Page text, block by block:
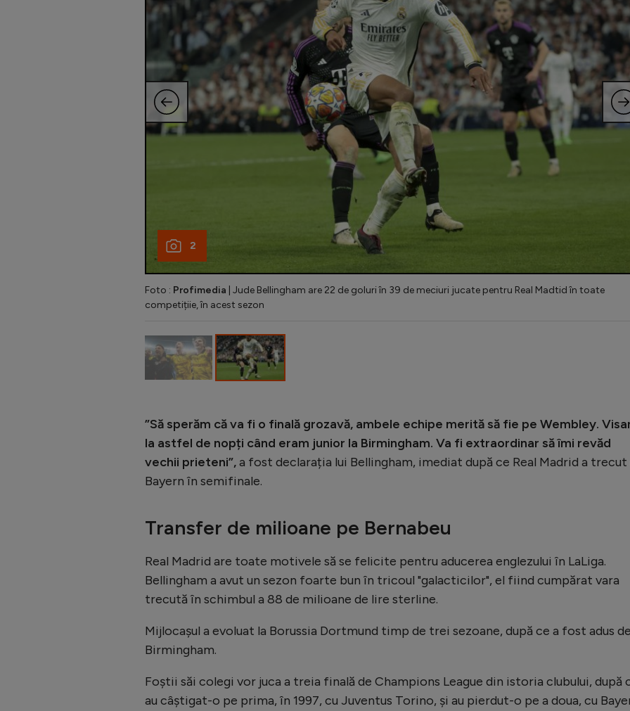
2
Foto : Profimedia | Jude Bellingham are 22 de goluri în 39 de meciuri jucate pentru Real Madtid în toate
competițiie, în acest sezon
”Să sperăm că va fi o finală grozavă, ambele echipe merită să fie pe Wembley.
la astfel de nopți când eram junior la Birmingham. Va fi extraordinar să îmi revăd
vechii prieteni”,a fost declarația lui Bellingham, imediat după ce Real Madrid a trecut
Bayern în semifinale.
Transfer de milioane pe Bernabeu
Real Madrid are toate motivele să se felicite pentru aducerea englezului în LaLiga.
Bellingham a avut un sezon foarte bun în tricoul "galacticilor", el fiind cumpărat vara
trecută în schimbul a 88 de milioane de lire sterline.
Mijlocașul a evoluat la Borussia Dortmund timp de trei sezoane, după ce a fost adus
Birmingham.
Foștii săi colegi vor juca a treia finală de Champions League din istoria clubului, după
au câștigat-o pe prima, în 1997, cu Juventus Torino, și au pierdut-o pe a doua, cu